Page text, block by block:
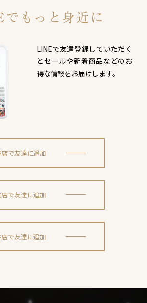
もっと身近に
LINEで友達登録していただく
とセールや新着商品などのお
得な情報をお届けします。
で友達に追加
で友達に追加
店で友達に追加